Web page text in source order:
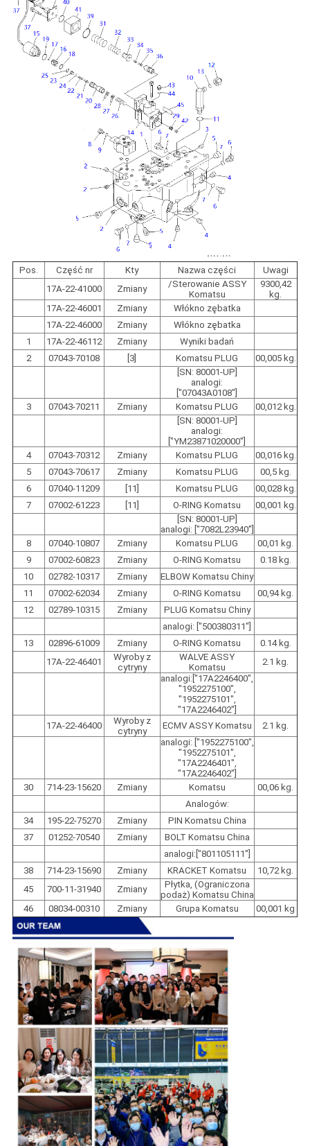
Pos. Część nr Kty Nazwa części
Uwagi
17A-22-41000
Zmiany
/Sterowanie ASSY
Komatsu
9300,42
kg.
17A-22-46001
Zmiany
Włókno zębatka
17A-22-46000
Zmiany
Włókno zębatka
1
17A-22-46112 Zmiany
Wyniki badań
2
07043-70108 [3] Komatsu PLUG
00,005 kg.
[SN: 80001-UP]
analogi:
["07043A0108"]
3
07043-70211 Zmiany Komatsu PLUG
00,012 kg.
[SN: 80001-UP]
analogi:
["YM23871020000"]
4
07043-70312 Zmiany Komatsu PLUG
00,016 kg.
5
07043-70617 Zmiany Komatsu PLUG
00,5 kg.
6
07040-11209 [11] Komatsu PLUG
00,028 kg.
7
07002-61223 [11] O-RING Komatsu
00,001 kg.
[SN: 80001-UP]
analogi: ["7082L23940"]
8
07040-10807 Zmiany Komatsu PLUG
00,01 kg.
9
07002-60823 Zmiany O-RING Komatsu
0.18 kg.
10
02782-10317 Zmiany
ELBOW Komatsu Chiny
11
07002-62034 Zmiany O-RING Komatsu
00,94 kg.
12
02789-10315 Zmiany
PLUG Komatsu Chiny
analogi: ["500380311"]
13
02896-61009 Zmiany O-RING Komatsu
0.14 kg.
17A-22-46401
Wyroby z
cytryny
WALVE ASSY
Komatsu
2.1 kg.
analogi:["17A2246400",
"1952275100",
"1952275101",
"17A2246402"]
17A-22-46400
Wyroby z
cytryny
ECMV ASSY Komatsu
2.1 kg.
analogi: ["1952275100",
"1952275101",
"17A2246401",
"17A2246402"]
30
714-23-15620 Zmiany Komatsu
00,06 kg.
Analogów:
34
195-22-75270 Zmiany
PIN Komatsu China
37
01252-70540 Zmiany
BOLT Komatsu China
analogi:["801105111"]
38
714-23-15690 Zmiany KRACKET Komatsu
10,72 kg.
45
700-11-31940 Zmiany
Płytka, (Ograniczona
podaż) Komatsu China
46
08034-00310 Zmiany Grupa Komatsu 00,001 kg